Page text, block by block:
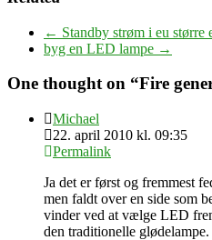
← Standby strøm i eu større
byg en LED lampe →
One thought on “Fire
Michael
22. april 2010 kl. 09:35
Permalink
Ja det er først og fremmest
men faldt over en side som
vinder ved at vælge LED
den traditionelle glødelampe.